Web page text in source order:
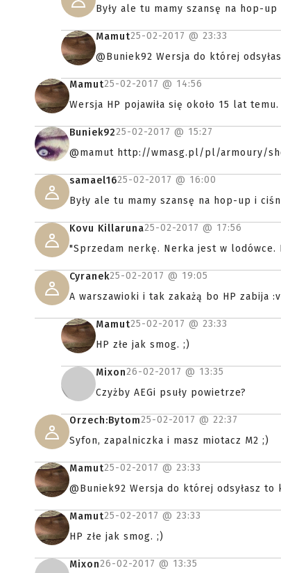
Były ale tu mamy szansę na hop-
Mamut25-02-2017 @ 23:33
@Buniek92 Wersja do której
Mamut25-02-2017 @ 14:56
Wersja HP pojawiła się około 15 lat
Buniek9225-02-2017 @ 15:27
@mamut http://wmasg.pl/pl/armoury/
samael1625-02-2017 @ 16:00
Były ale tu mamy szansę na hop-up i
Kovu Killaruna25-02-2017 @ 17:56
"Sprzedam nerkę. Nerka jest w lodówce.
Cyranek25-02-2017 @ 19:05
A warszawioki i tak zakażą bo HP zabija :v
Mamut25-02-2017 @ 23:33
HP złe jak smog. ;)
Mixon26-02-2017 @ 13:35
Czyżby AEGi psuły powietrze?
Orzech:Bytom25-02-2017 @ 22:37
Syfon, zapalniczka i masz miotacz M2 ;)
Mamut25-02-2017 @ 23:33
@Buniek92 Wersja do której odsyłasz to
Mamut25-02-2017 @ 23:33
HP złe jak smog. ;)
Mixon26-02-2017 @ 13:35